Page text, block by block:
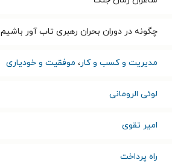
چگونه در دوران بحران رهبری تاب آور باشیم
مدیریت و کسب و کار، موفقیت و خودیاری
لوئی الرومانی
امیر تقوی
راه پرداخت